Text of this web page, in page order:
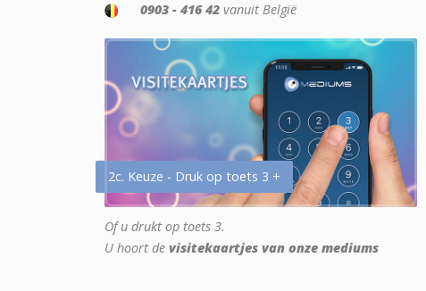
0903 - 416 42 vanuit België
2c. Keuze - Druk op toets 3 +
Of u drukt op toets 3.
U hoort de visitekaartjes van onze mediums